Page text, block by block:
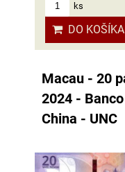
ks
DO KOŠÍKA
Macau - 20
2024 -
China - UNC